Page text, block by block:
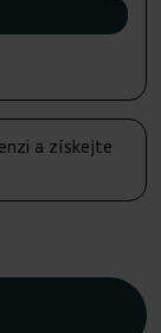
a získejte